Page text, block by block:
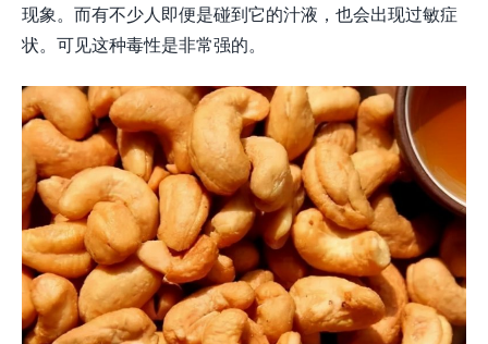
现象。而有不少人即便是碰到它的汁液，也会出现过敏症
状。可见这种毒性是非常强的。